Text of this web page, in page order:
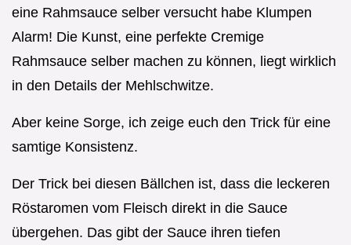
eine Rahmsauce selber versucht habe Klumpen
Alarm! Die Kunst, eine perfekte Cremige
Rahmsauce selber machen zu können, liegt wirklich
in den Details der Mehlschwitze.
Aber keine Sorge, ich zeige euch den Trick für eine
samtige Konsistenz.
Der Trick bei diesen Bällchen ist, dass die leckeren
Röstaromen vom Fleisch direkt in die Sauce
übergehen. Das gibt der Sauce ihren tiefen